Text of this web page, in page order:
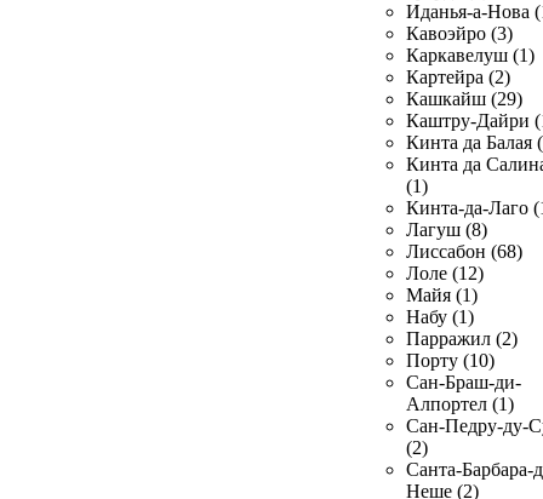
Иданья-а-Нова
Кавоэйро (3)
Каркавелуш (1)
Картейра (2)
Кашкайш (29)
Каштру-Дайри
Кинта да Балая
Кинта да
(1)
Кинта-да-Лаго
Лагуш (8)
Лиссабон (68)
Лоле (12)
Майя (1)
Набу (1)
Парражил (2)
Порту (10)
Сан-Браш-ди-
Алпортел (1)
Сан-Педру-ду-
(2)
Санта-Барбара-
Неше (2)